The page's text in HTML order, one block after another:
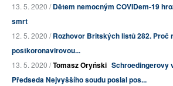
13. 5. 2020 /Dětem nemocným COVIDem-19
smrt
12. 5. 2020 /Rozhovor Britských listů 282. Proč
postkoronavirovou...
13. 5. 2020 /Tomasz Oryński Schroedingerovy
Předseda Nejvyššího soudu poslal pos...